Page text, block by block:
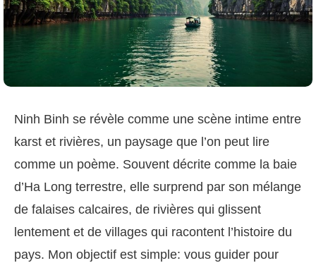
Ninh Binh se révèle comme une scène intime entre
karst et rivières, un paysage que l’on peut lire
comme un poème. Souvent décrite comme la baie
d’Ha Long terrestre, elle surprend par son mélange
de falaises calcaires, de rivières qui glissent
lentement et de villages qui racontent l’histoire du
pays. Mon objectif est simple: vous guider pour